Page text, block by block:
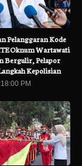
Pelanggaran Kode
Oknum Wartawati
Bergulir, Pelapor
Kepolisian
PM